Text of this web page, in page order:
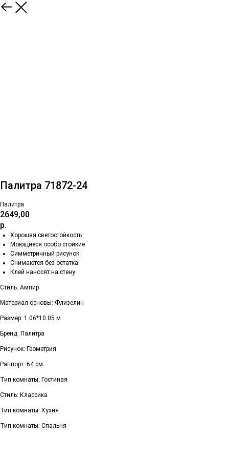
Палитра 71872-24
Палитра
2649,00
р.
Хорошая светостойкость
Моющиеся особо стойкие
Симметричный рисунок
Снимаются без остатка
Клей наносят на стену
Стиль: Ампир
Материал основы: Флизелин
Размер: 1.06*10.05 м
Бренд: Палитра
Рисунок: Геометрия
Раппорт: 64 см
Тип комнаты: Гостиная
Стиль: Классика
Тип комнаты: Кухня
Тип комнаты: Спальня